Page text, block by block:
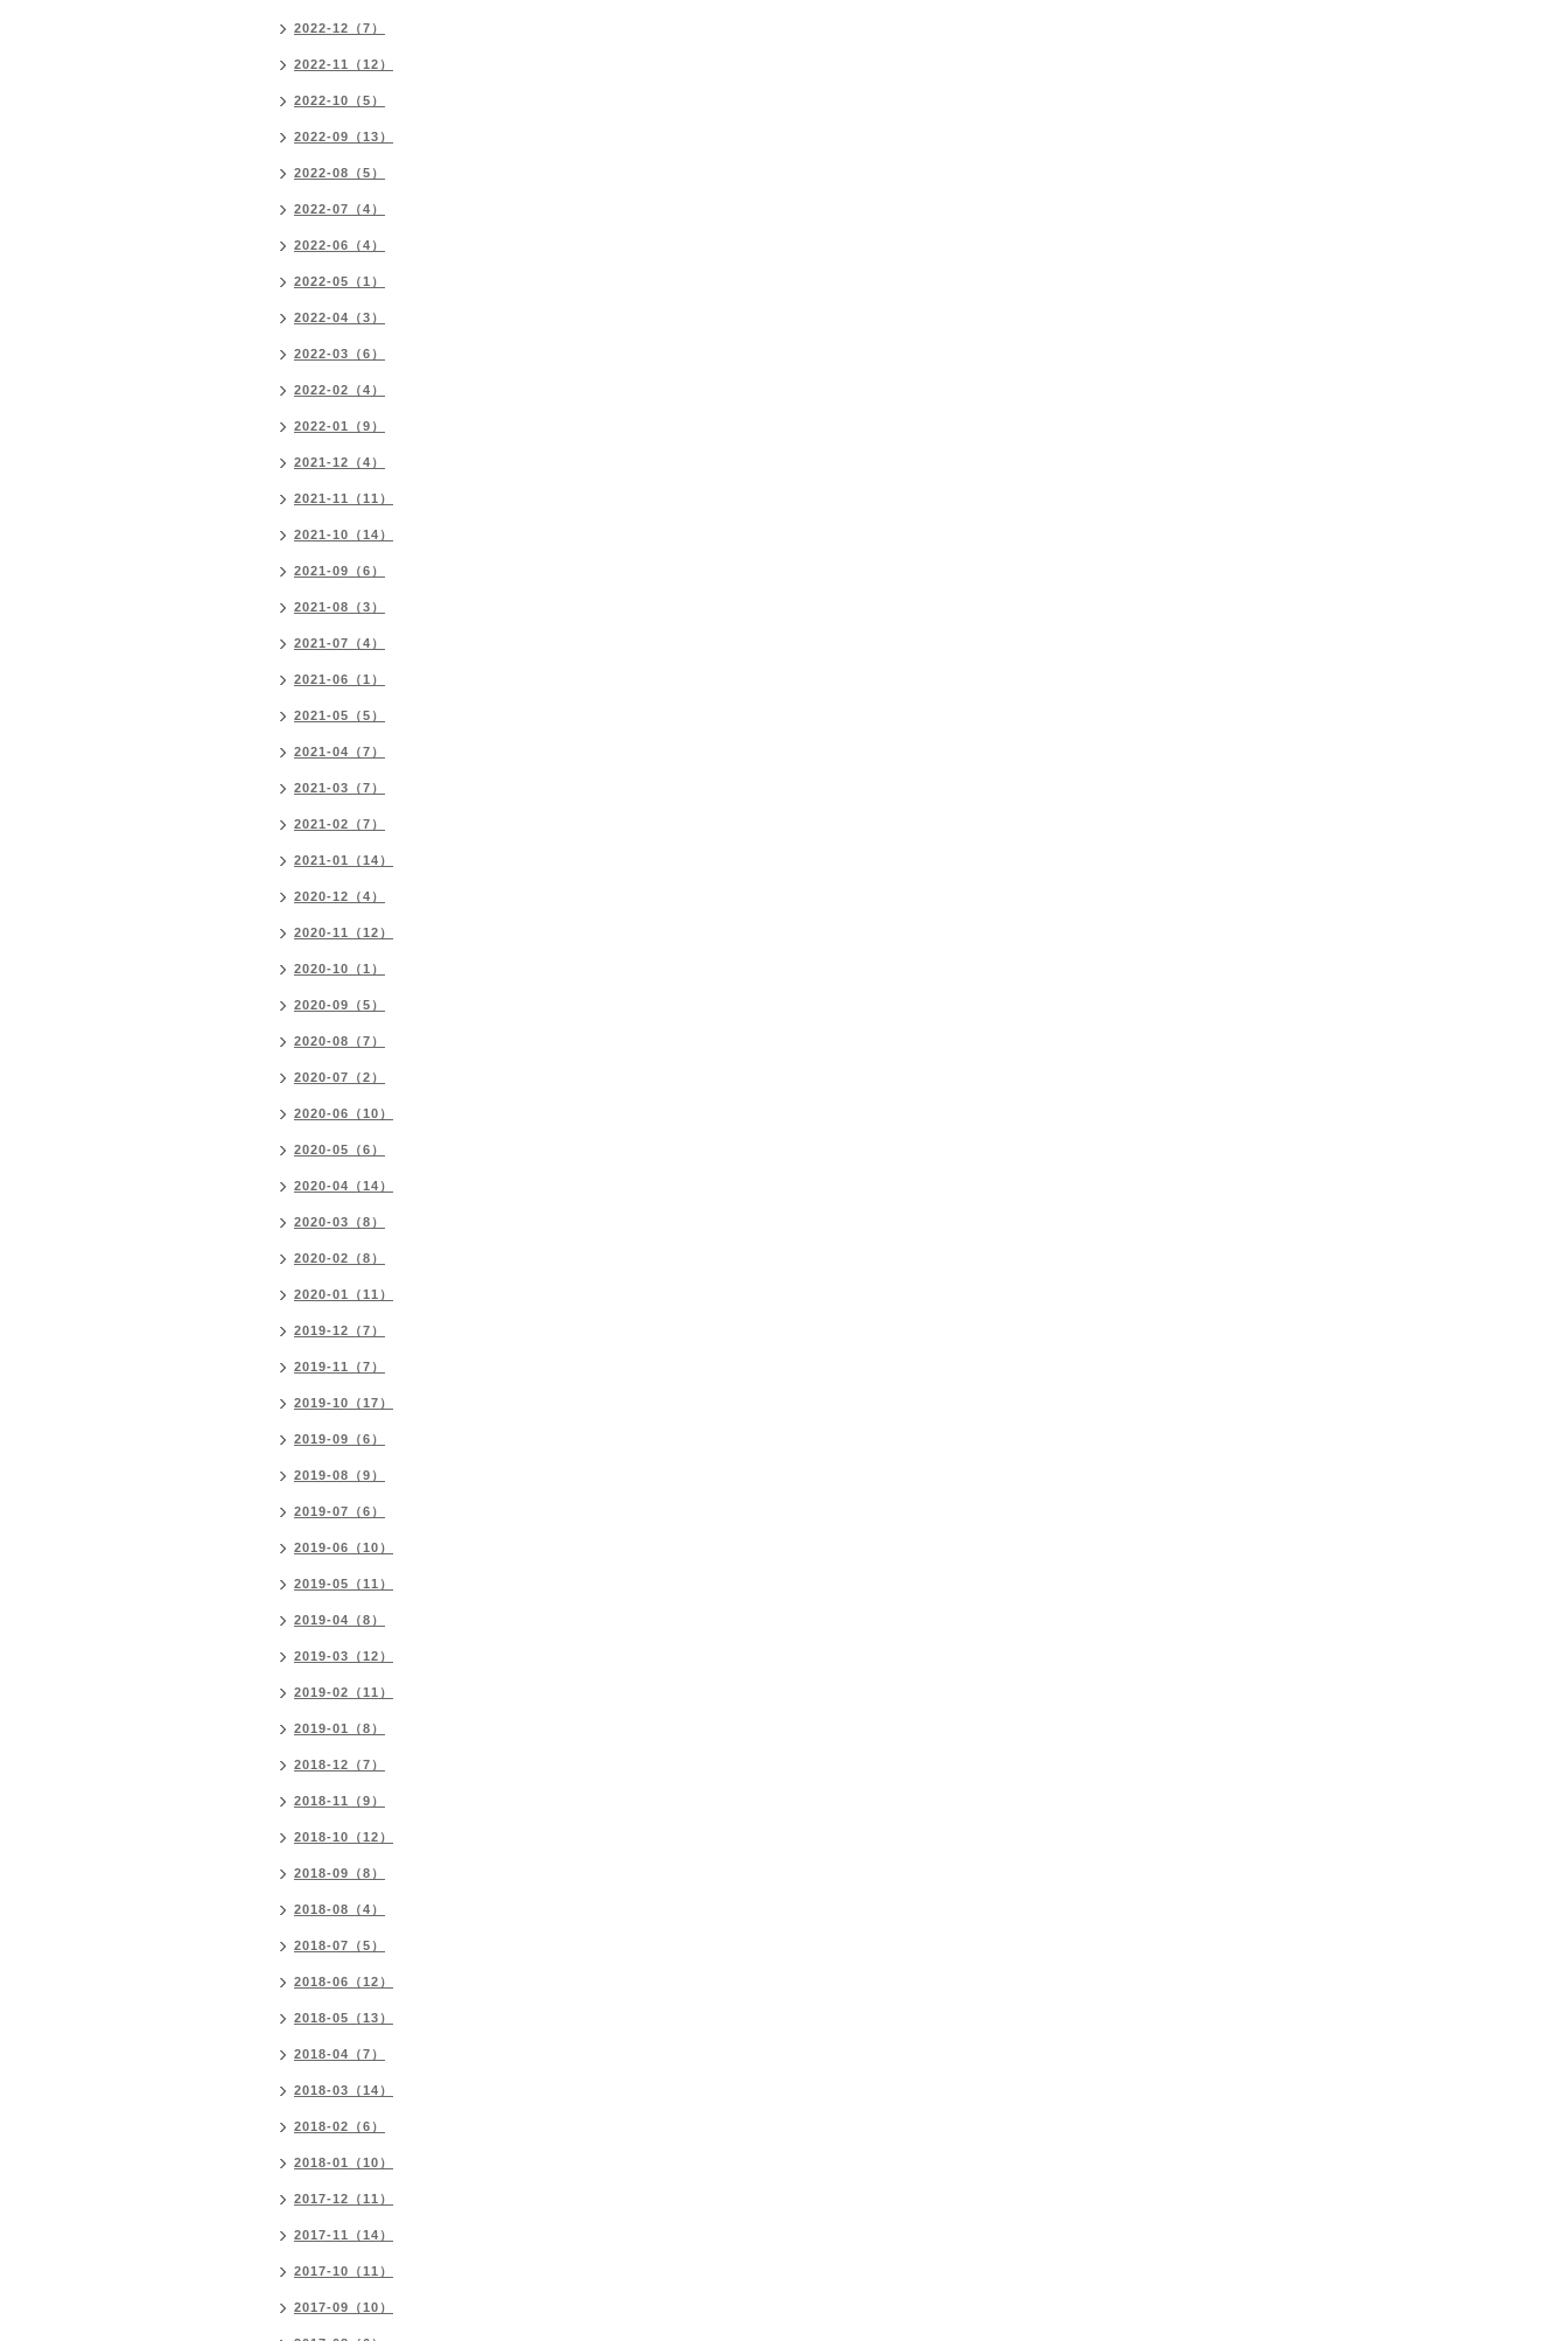
2022-12（7）
2022-11（12）
2022-10（5）
2022-09（13）
2022-08（5）
2022-07（4）
2022-06（4）
2022-05（1）
2022-04（3）
2022-03（6）
2022-02（4）
2022-01（9）
2021-12（4）
2021-11（11）
2021-10（14）
2021-09（6）
2021-08（3）
2021-07（4）
2021-06（1）
2021-05（5）
2021-04（7）
2021-03（7）
2021-02（7）
2021-01（14）
2020-12（4）
2020-11（12）
2020-10（1）
2020-09（5）
2020-08（7）
2020-07（2）
2020-06（10）
2020-05（6）
2020-04（14）
2020-03（8）
2020-02（8）
2020-01（11）
2019-12（7）
2019-11（7）
2019-10（17）
2019-09（6）
2019-08（9）
2019-07（6）
2019-06（10）
2019-05（11）
2019-04（8）
2019-03（12）
2019-02（11）
2019-01（8）
2018-12（7）
2018-11（9）
2018-10（12）
2018-09（8）
2018-08（4）
2018-07（5）
2018-06（12）
2018-05（13）
2018-04（7）
2018-03（14）
2018-02（6）
2018-01（10）
2017-12（11）
2017-11（14）
2017-10（11）
2017-09（10）